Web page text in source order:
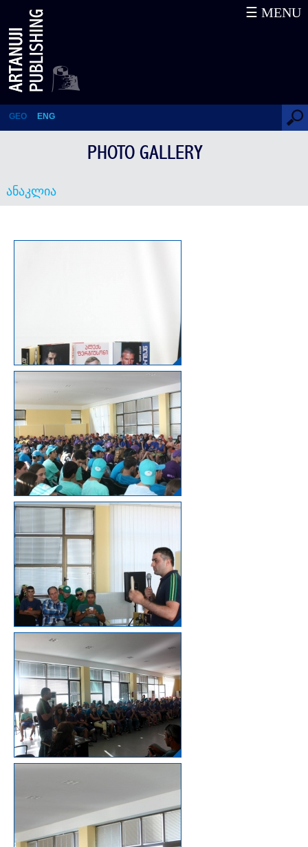
ანაკლია
GEO ENG
☰ MENU
PHOTO GALLERY
ანაკლია